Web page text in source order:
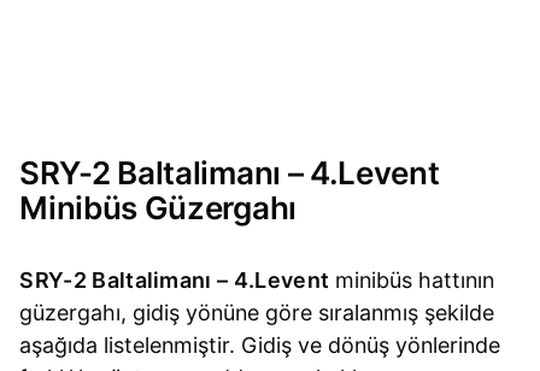
SRY-2 Baltalimanı – 4.Levent
Minibüs Güzergahı
SRY-2 Baltalimanı – 4.Levent minibüs hattının
güzergahı, gidiş yönüne göre sıralanmış şekilde
aşağıda listelenmiştir. Gidiş ve dönüş yönlerinde